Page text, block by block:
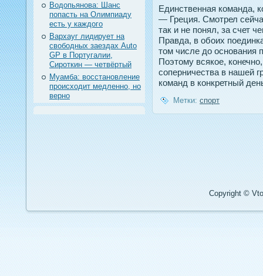
Водопьянова: Шанс
попасть на Олимпиаду
есть у каждого
Вархауг лидирует на
свободных заездах Auto
GP в Португалии,
Сироткин — четвёртый
Муамба: восстановление
происходит медленно, но
верно
Единственная команда,
— Греция. Смотрел
так и не понял, за счет
Правда, в обоих
том числе до основания
Поэтому всякое,
соперничества в нашей
команд в конкретный
Метки: спорт
Copyright ©